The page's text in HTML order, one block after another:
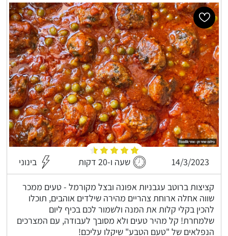
14/3/2023 שעה ו-20 דקות בינוני
קציצות ברוטב עגבניות אפונה ובצל מקורמל - טעים ממכר
שווה אחלה ארוחת צהריים מהירה שילדים אוהבים, תוכלו
להכין בקלי קלות את המנה ולשמור לכם בכיף ליום
שלמחרת! קל מהיר טעים ולא מסובך לעבודה, עם המצרכים
הנפלאים של "טעם הטבע" שיקלו עליכם!